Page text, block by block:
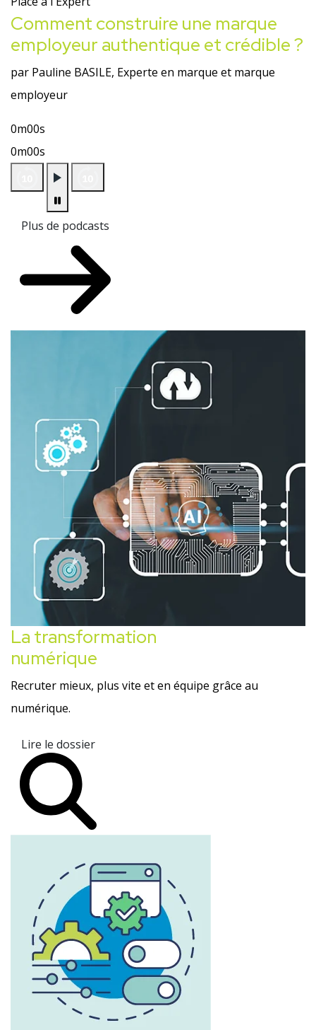
Comment construire une marque
employeur authentique et crédible ?
par Pauline BASILE, Experte en marque et marque
employeur
0m00s
0m00s
Plus de podcasts
La transformation
numérique
Recruter mieux, plus vite et en équipe grâce au
numérique.
Lire le dossier